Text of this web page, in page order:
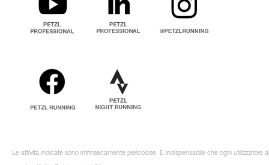
Le attività indicate sono intrinsecamente pericolose. È indispensabile che ogni utilizzatore